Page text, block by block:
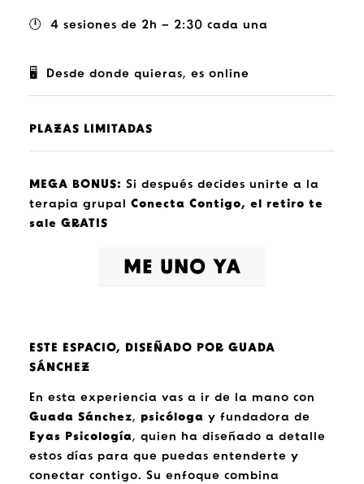
🕛 4 sesiones de 2h – 2:30 cada una
🖥️ Desde donde quieras, es online
PLAZAS LIMITADAS
MEGA BONUS: Si después decides unirte a la
terapia grupal Conecta Contigo, el retiro te
sale GRATIS
ME UNO YA
ESTE ESPACIO, DISEÑADO POR GUADA
SÁNCHEZ
En esta experiencia vas a ir de la mano con
Guada Sánchez, psicóloga y fundadora de
Eyas Psicología, quien ha diseñado a detalle
estos días para que puedas entenderte y
conectar contigo. Su enfoque combina